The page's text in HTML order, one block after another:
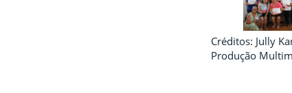
Créditos: Jully
Produção